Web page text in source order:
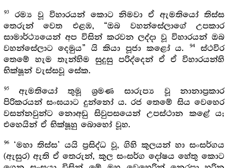
93රම්‍ය වූ විහාරයන් කොට නිමවා ඒ ඇමතියෝ තිස්ස
තෙරුන් වෙත එළඹ, “ඔබ වහන්සේලාගේ උපකාර
සාමාර්ථ්‍යයෙන් අප විසින් කරවන ලද්දා වූ විහාරයන් ඔබ
වහන්සේලාට දෙමුය” යි කියා පූජා කළෝ ය.
94
ස්ථවිර
තෙමේ හැම තැන්හිම සුදුසු පරිද්දෙන් ඒ ඒ විහාරයන්හි
භික්ෂූන් වැස්සවූ සේක.
95ඇමතියෝ තුමූ ශ්‍රමණ සාරුප්‍ය වූ නානාප්‍රකාර
පිරිකරයන් සංඝයාට දුන්නෝ ය. රජ තෙමේ සිය වෙහෙර
වසන්නවුන්ට නොඅඩු සිවුපසයෙන් උපස්ථාන කළේ ය;
එහෙයින් ඒ භික්ෂූහු බොහෝ වූහ.
96‘මහා තිස්ස’ යයි ප්‍රසිද්ධ වූ, ගිහි කුලයන් හා සංසර්ගය
(ඇසුර) ඇති ඒ තෙරුන්, කුල සංසර්ග දෝෂය හේතු කොට